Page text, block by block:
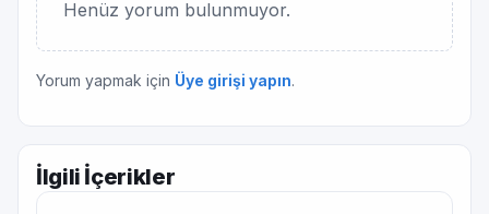
Henüz yorum bulunmuyor.
Yorum yapmak için Üye girişi yapın.
İlgili İçerikler